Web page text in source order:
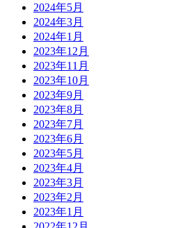
2024年5月
2024年3月
2024年1月
2023年12月
2023年11月
2023年10月
2023年9月
2023年8月
2023年7月
2023年6月
2023年5月
2023年4月
2023年3月
2023年2月
2023年1月